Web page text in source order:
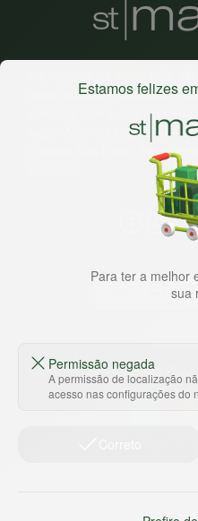
experiência de compras, a
comprar tudo o que precisa
lugar. Além da loja online
Grande São Paulo, litoral e
HORTUS
CNPJ:
Estamos felizes
Para ter a melhor
sua
Permissão negada
A permissão de localização
acesso nas configurações do